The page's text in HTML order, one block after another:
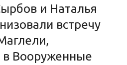
и Наталья
встречу
Вооруженные